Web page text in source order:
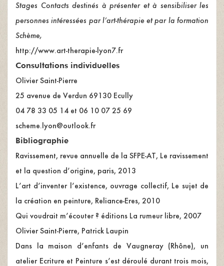
Stages Contacts destinés à présenter et à sensibiliser les
personnes intéressées par l’art-thérapie et par la formation
Schème,
http://www.art-therapie-lyon7.fr
Consultations individuelles
Olivier Saint-Pierre
25 avenue de Verdun 69130 Ecully
04 78 33 05 14 et 06 10 07 25 69
scheme.lyon@outlook.fr
Bibliographie
Ravissement, revue annuelle de la SFPE-AT, Le ravissement
et la question d’origine, paris, 2013
L’art d’inventer l’existence, ouvrage collectif, Le sujet de
la création en peinture, Reliance-Eres, 2010
Qui voudrait m’écouter ? éditions La rumeur libre, 2007
Olivier Saint-Pierre, Patrick Laupin
Dans la maison d’enfants de Vaugneray (Rhône), un
atelier Ecriture et Peinture s’est déroulé durant trois mois,